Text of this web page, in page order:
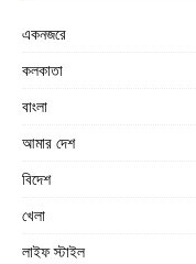
একনজরে
কলকাতা
বাংলা
আমার দেশ
বিদেশ
খেলা
লাইফ স্টাইল